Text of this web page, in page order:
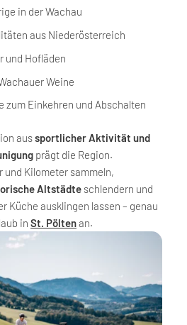
in der Wachau
aus Niederösterreich
und Hofläden
Weine
zum Einkehren und Abschalten
aussportlicher Aktivität und
prägt die Region.
Kilometer sammeln,
Altstädte schlendern und
Küche ausklingen lassen – genau
in St. Pöltenan.